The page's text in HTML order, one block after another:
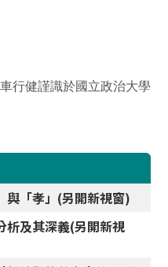
行健謹識於國立政治大學
與「孝」(另開新視窗)
析及其深義(另開新視